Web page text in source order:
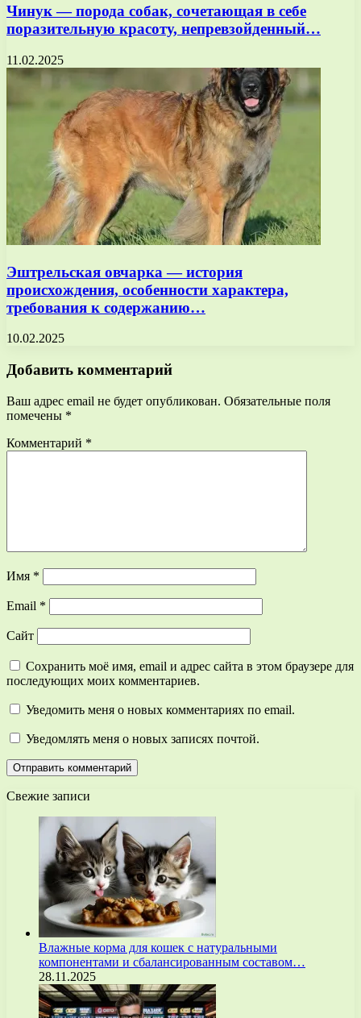
Чинук — порода собак, сочетающая в себе
поразительную красоту, непревзойденный…
11.02.2025
Эштрельская овчарка — история
происхождения, особенности характера,
требования к содержанию…
10.02.2025
Добавить комментарий
Ваш адрес email не будет опубликован. Обязательные поля
помечены *
Комментарий *
Имя *
Email *
Сайт
Сохранить моё имя, email и адрес сайта в этом браузере для
последующих моих комментариев.
Уведомить меня о новых комментариях по email.
Уведомлять меня о новых записях почтой.
Свежие записи
Влажные корма для кошек с натуральными
компонентами и сбалансированным составом…
28.11.2025